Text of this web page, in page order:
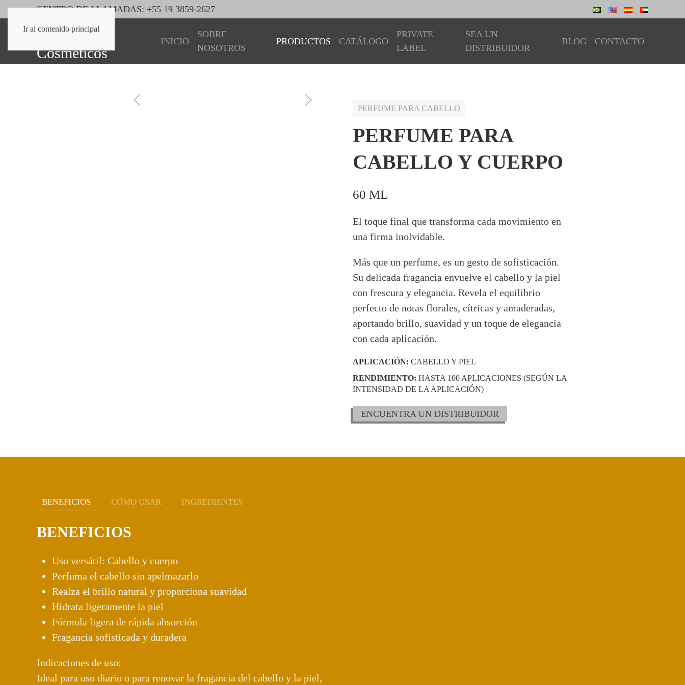
Ir al contenido principal
CENTRO DE LLAMADAS: +55 19 3859-2627
INICIO
SOBRE
NOSOTROS
PRODUCTOS CATÁLOGO
PRIVATE
LABEL
SEA UN
DISTRIBUIDOR
BLOG CONTACTO
PERFUME PARA CABELLO
PERFUME PARA
CABELLO Y CUERPO
60 ML
El toque final que transforma cada movimiento en
una firma inolvidable.
Más que un perfume, es un gesto de sofisticación.
Su delicada fragancia envuelve el cabello y la piel
con frescura y elegancia. Revela el equilibrio
perfecto de notas florales, cítricas y amaderadas,
aportando brillo, suavidad y un toque de elegancia
con cada aplicación.
APLICACIÓN: CABELLO Y PIEL
RENDIMIENTO: HASTA 100 APLICACIONES (SEGÚN LA
INTENSIDAD DE LA APLICACIÓN)
ENCUENTRA UN DISTRIBUIDOR
BENEFICIOS CÓMO USAR INGREDIENTES
BENEFICIOS
Uso versátil: Cabello y cuerpo
Perfuma el cabello sin apelmazarlo
Realza el brillo natural y proporciona suavidad
Hidrata ligeramente la piel
Fórmula ligera de rápida absorción
Fragancia sofisticada y duradera
Indicaciones de uso:
Ideal para uso diario o para renovar la fragancia del cabello y la piel,